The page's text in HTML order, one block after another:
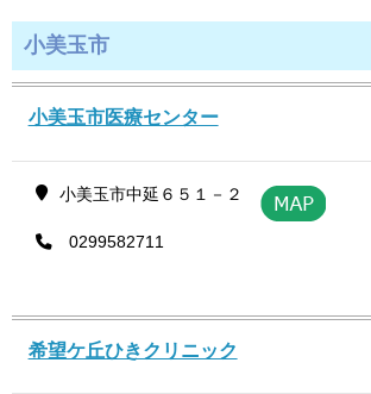
小美玉市
小美玉市医療センター
小美玉市中延６５１－２
0299582711
希望ケ丘ひきクリニック